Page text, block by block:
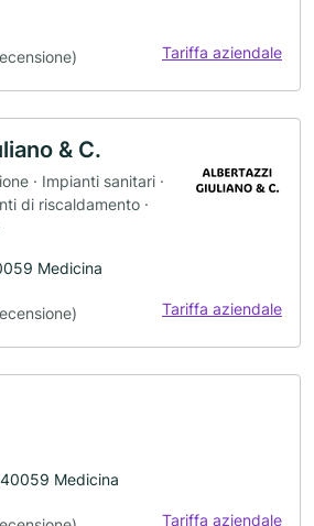
Tariffa aziendale
& C.
· Impianti sanitari ·
di riscaldamento ·
Medicina
Tariffa aziendale
Medicina
Tariffa aziendale